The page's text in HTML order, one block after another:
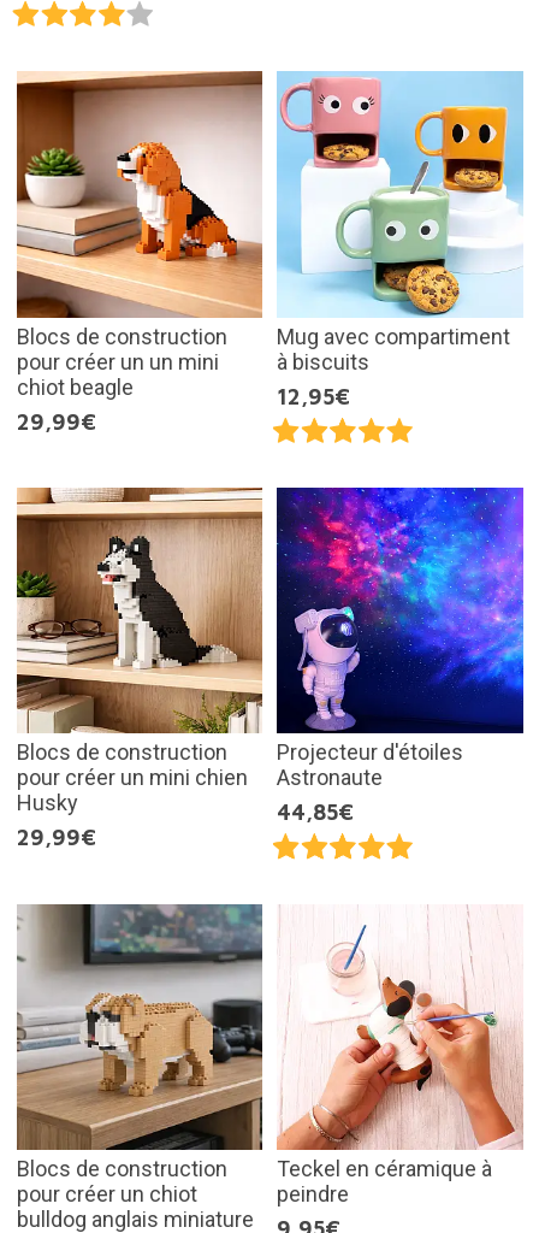
Blocs de construction
pour créer un un mini
chiot beagle
29,99€
Mug avec compartiment
à biscuits
12,95€
Blocs de construction
pour créer un mini chien
Husky
29,99€
Projecteur d'étoiles
Astronaute
44,85€
Blocs de construction
pour créer un chiot
bulldog anglais miniature
Teckel en céramique à
peindre